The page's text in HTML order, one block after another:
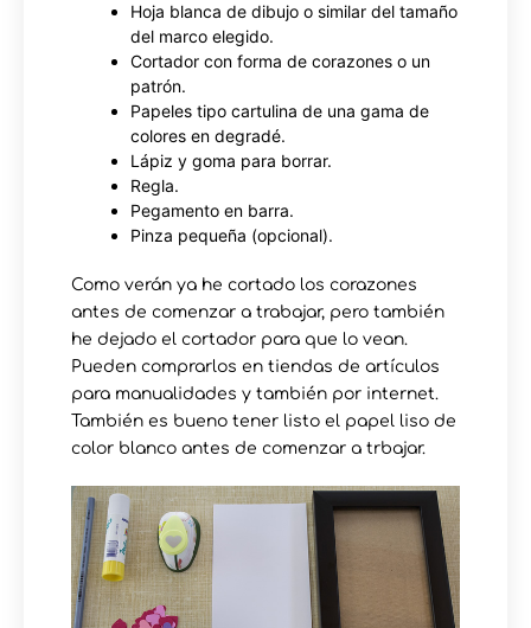
Hoja blanca de dibujo o similar del tamaño
del marco elegido.
Cortador con forma de corazones o un
patrón.
Papeles tipo cartulina de una gama de
colores en degradé.
Lápiz y goma para borrar.
Regla.
Pegamento en barra.
Pinza pequeña (opcional).
Como verán ya he cortado los corazones
antes de comenzar a trabajar, pero también
he dejado el cortador para que lo vean.
Pueden comprarlos en tiendas de artículos
para manualidades y también por internet.
También es bueno tener listo el papel liso de
color blanco antes de comenzar a trbajar.